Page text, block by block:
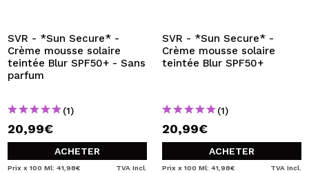
SVR - *Sun Secure* -
Crème mousse solaire
teintée Blur SPF50+ - Sans
parfum
(1)
20,99€
ACHETER
Prix x 100 Ml: 41,98€ TVA Incl.
SVR - *Sun Secure* -
Crème mousse solaire
teintée Blur SPF50+
(1)
20,99€
ACHETER
Prix x 100 Ml: 41,98€ TVA Incl.